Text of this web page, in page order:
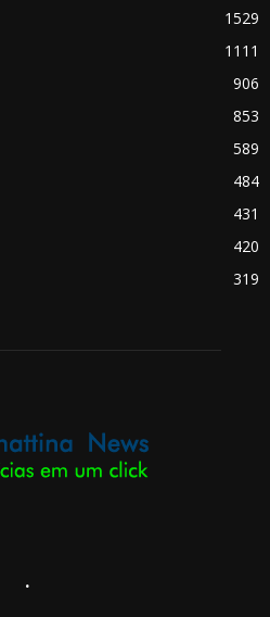
1529
1111
906
853
589
484
431
420
319
.